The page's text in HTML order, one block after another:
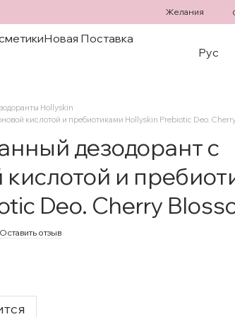
Желания
Новая Поставка
Рус
Hollyskin
кислотой и пребиотиками Hollyskin Prebiotic Deo.
дезодорант с
кислотой и
Deo. Cherry
Оставить отзыв